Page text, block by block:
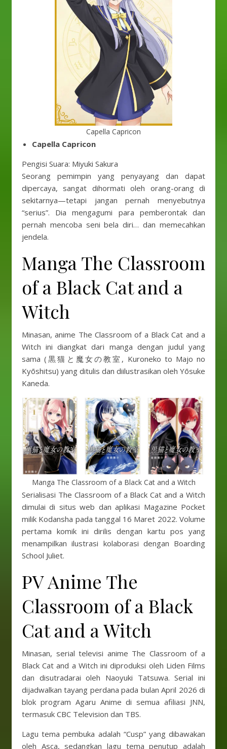
Capella Capricon
Capella Capricon
Pengisi Suara: Miyuki Sakura
Seorang pemimpin yang penyayang dan dapat
dipercaya, sangat dihormati oleh orang-orang di
sekitarnya—tetapi jangan pernah menyebutnya
“serius”. Dia mengagumi para pemberontak dan
pernah mencoba seni bela diri… dan memecahkan
jendela.
Manga The Classroom
of a Black Cat and a
Witch
Minasan, anime The Classroom of a Black Cat and a
Witch ini diangkat dari manga dengan judul yang
sama (黒猫と魔女の教室, Kuroneko to Majo no
Kyōshitsu) yang ditulis dan diilustrasikan oleh Yōsuke
Kaneda.
Manga The Classroom of a Black Cat and a Witch
Serialisasi The Classroom of a Black Cat and a Witch
dimulai di situs web dan aplikasi Magazine Pocket
milik Kodansha pada tanggal 16 Maret 2022. Volume
pertama komik ini dirilis dengan kartu pos yang
menampilkan ilustrasi kolaborasi dengan Boarding
School Juliet.
PV Anime The
Classroom of a Black
Cat and a Witch
Minasan, serial televisi anime The Classroom of a
Black Cat and a Witch ini diproduksi oleh Liden Films
dan disutradarai oleh Naoyuki Tatsuwa. Serial ini
dijadwalkan tayang perdana pada bulan April 2026 di
blok program Agaru Anime di semua afiliasi JNN,
termasuk CBC Television dan TBS.
Lagu tema pembuka adalah “Cusp” yang dibawakan
oleh Asca, sedangkan lagu tema penutup adalah